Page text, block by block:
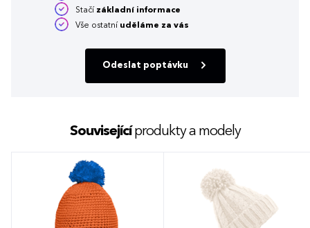
Stačí základní informace
Vše ostatní uděláme za vás
Odeslat poptávku
Souvisejícíprodukty a modely